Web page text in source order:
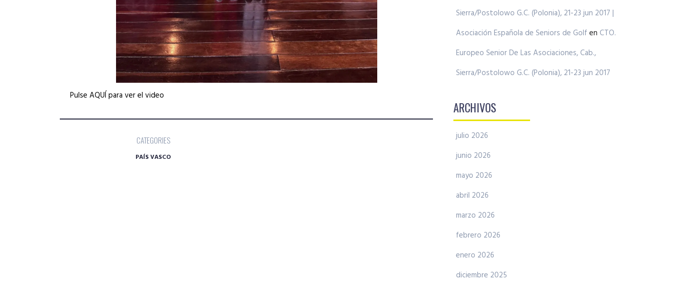
Pulse AQUÍ para ver el video
CATEGORIES
PAÍS VASCO
Sierra/Postolowo G.C. (Polonia), 21-23 jun 2017 |
Asociación Española de Seniors de Golf en CTO.
Europeo Senior De Las Asociaciones, Cab.,
Sierra/Postolowo G.C. (Polonia), 21-23 jun 2017
ARCHIVOS
julio 2026
junio 2026
mayo 2026
abril 2026
marzo 2026
febrero 2026
enero 2026
diciembre 2025